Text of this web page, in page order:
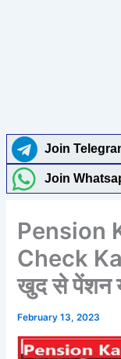
Join
Join
Pension
Check
खुद से पेंशन
February 13, 2023